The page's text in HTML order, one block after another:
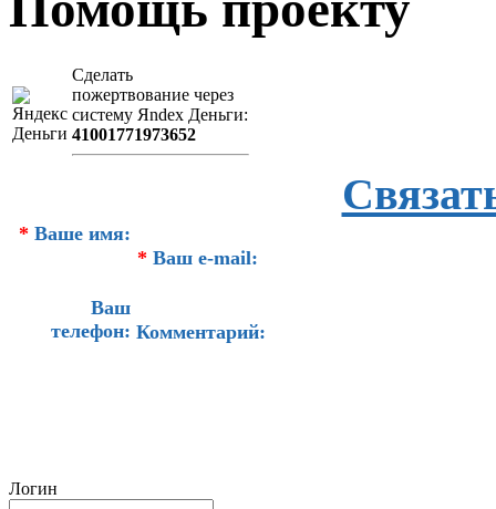
Сделать
пожертвование через
систeму Яndex Деньги:
41001771973652
* Ваше имя:
* Ваш e-mail:
Ваш
телефон: Комментарий:
Логин